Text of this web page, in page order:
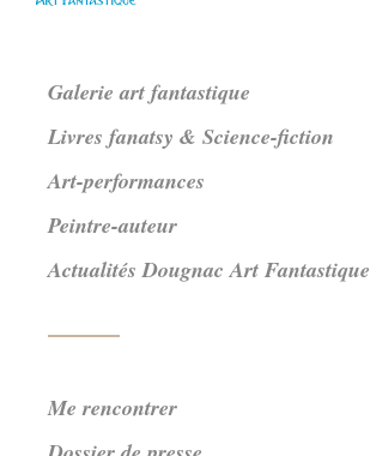
Galerie art fantastique
Livres fanatsy & Science-fiction
Art-performances
Peintre-auteur
Actualités Dougnac Art Fantastique
Me rencontrer